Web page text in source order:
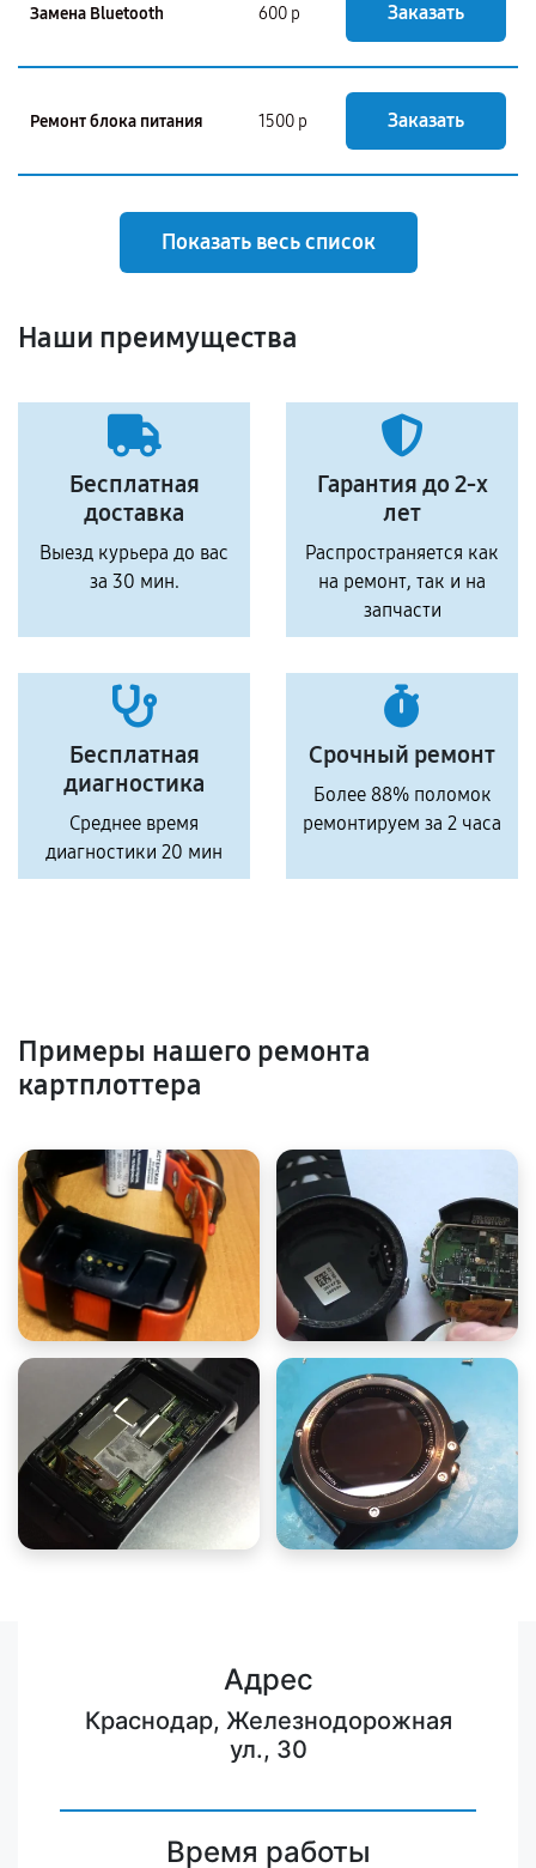
Замена Bluetooth 600 р Заказать
Ремонт блока питания 1500 р Заказать
Показать весь список
Наши преимущества
Бесплатная
доставка
Выезд курьера до вас
за 30 мин.
Гарантия до 2-х
лет
Распространяется как
на ремонт, так и на
запчасти
Бесплатная
диагностика
Среднее время
диагностики 20 мин
Срочный ремонт
Более 88% поломок
ремонтируем за 2 часа
Примеры нашего ремонта
картплоттера
Адрес
Краснодар, Железнодорожная
ул., 30
Время работы